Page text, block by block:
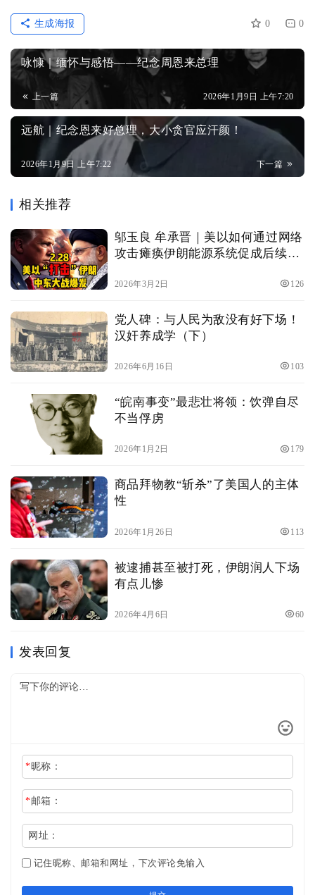
0 0
生成海报
咏慷｜缅怀与感悟——纪念周恩来总理
上一篇 2026年1月9日 上午7:20
远航｜纪念恩来好总理，大小贪官应汗颜！
下一篇
2026年1月9日 上午7:22
相关推荐
邬玉良 牟承晋｜美以如何通过网络
攻击瘫痪伊朗能源系统促成后续
2026年3月2日 126
党人碑：与人民为敌没有好下场！
汉奸养成学（下）
2026年6月16日 103
“皖南事变”最悲壮将领：饮弹自尽
不当俘虏
2026年1月2日 179
商品拜物教“斩杀”了美国人的主体
性
2026年1月26日 113
被逮捕甚至被打死，伊朗润人下场
有点儿惨
2026年4月6日 60
发表回复
* 昵称：
*邮箱：
网址：
记住昵称、邮箱和网址，下次评论免输入